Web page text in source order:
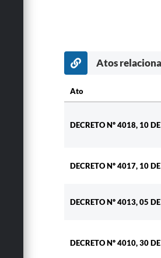
Atos
Ato
DECRETO Nº 4018, 10
DECRETO Nº 4017, 10
DECRETO Nº 4013, 05
DECRETO Nº 4010, 30